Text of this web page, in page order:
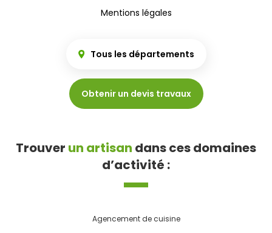
Mentions légales
Tous les départements
Obtenir un devis travaux
Trouver un artisan dans ces domaines
d’activité :
Agencement de cuisine